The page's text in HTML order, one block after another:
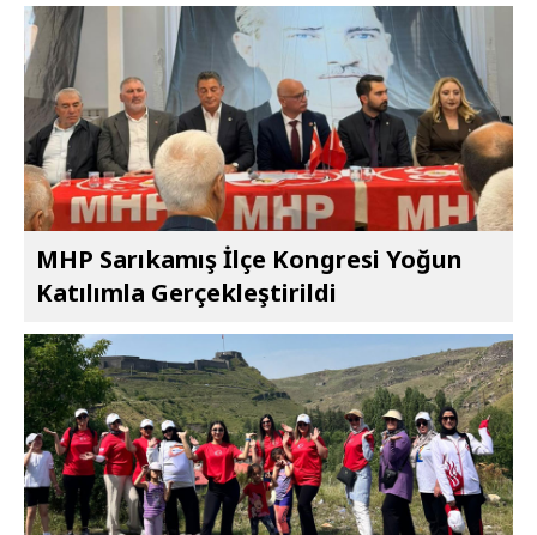
MHP Sarıkamış İlçe Kongresi Yoğun
Katılımla Gerçekleştirildi